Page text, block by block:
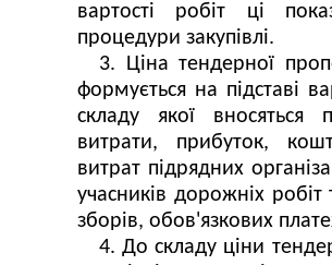
вартості робіт ці
процедури закупівлі.
3. Ціна тендерної
формується на підставі
складу якої вносяться
витрати, прибуток,
витрат підрядних
учасників дорожніх
зборів, обов'язкових
4. До складу ціни